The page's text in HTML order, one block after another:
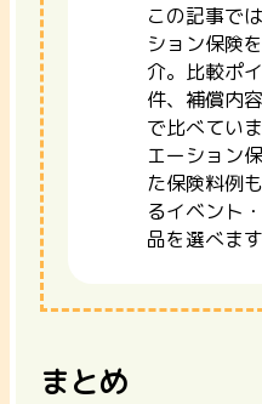
この記事で
ション保険
介。比較ポ
件、補償内
で比べてい
エーション
た保険料例
るイベント
品を選べま
まとめ